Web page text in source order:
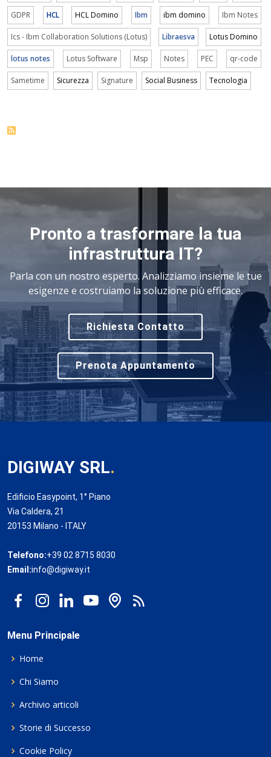
GDPR HCL HCL Domino Ibm ibm domino Ibm Notes
Ics - Ibm Collaboration Solutions (Lotus) Libraesva Lotus Domino
lotus notes Lotus Software Msp Notes PEC qr-code
Sametime Sicurezza Signature Social Business Tecnologia
Pronto a trasformare la tua
infrastruttura IT?
Parla con un nostro esperto. Analizziamo insieme le tue
esigenze e costruiamo la soluzione più efficace.
Richiesta Contatto
Prenota Appuntamento
DIGIWAY SRL.
Edificio Easypoint, 1° Piano
Via Caldera, 21
20153 Milano - ITALY
Telefono:+39 02 8715 8030
Email:info@digiway.it
Menu Principale
Home
Chi Siamo
Archivio articoli
Storie di Successo
Cookie Policy